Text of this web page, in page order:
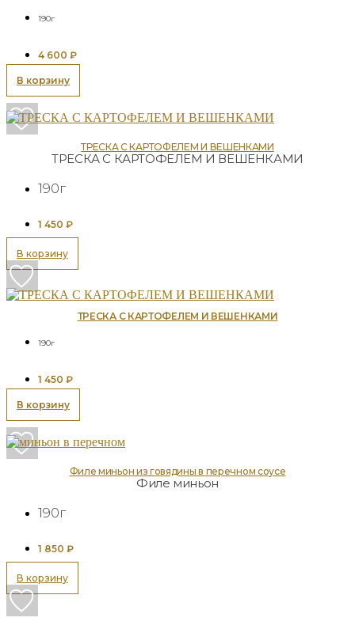
190г
4 600 ₽
В корзину
ТРЕСКА С КАРТОФЕЛЕМ И ВЕШЕНКАМИ
ТРЕСКА С КАРТОФЕЛЕМ И ВЕШЕНКАМИ
190г
1 450 ₽
В корзину
ТРЕСКА С КАРТОФЕЛЕМ И ВЕШЕНКАМИ
190г
1 450 ₽
В корзину
Филе миньон из говядины в перечном соусе
Филе миньон
190г
1 850 ₽
В корзину